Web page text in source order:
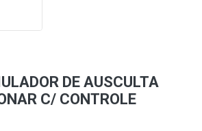
DE AUSCULTA
C/ CONTROLE